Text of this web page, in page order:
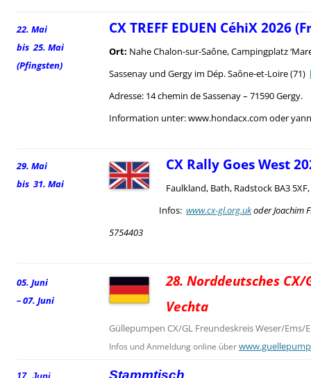
22. Mai
bis 25. Mai
(Pfingsten)
CX TREFF EDUEN CéhiX 2026
Ort: Nahe Chalon-sur-Saône, Campingplatz
Sassenay und Gergy im Dép. Saône-et-Loire (71)
Adresse: 14 chemin de Sassenay – 71590 Gergy.
Information unter: www.hondacx.com oder
29. Mai
bis 31. Mai
CX Rally Goes West
Faulkland, Bath, Radstock BA3
Infos: www.cx-gl.org.ukoder Joachim
5754403
05. Juni
– 07. Juni
28. Norddeutsches CX/
Vechta
Güllepumpen CX/GL Freundeskreis Weser/Ems/
Infos und Anmeldung online über
Stammtisch